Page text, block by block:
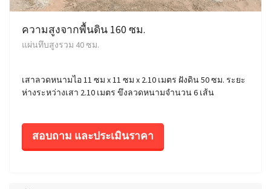
ความสูงจากพื้นดิน 160 ซม.
แผ่นทึบสูงรวม 40 ซม.
เสาลวดหนามไอ 11 ซม x 11 ซม x 2.10 เมตร ฝังดิน 50 ซม. ระยะ
ห่างระหว่างเสา 2.10 เมตร ขึงลวดหนามจำนวน 6 เส้น
สอบถาม และประเมินราคา